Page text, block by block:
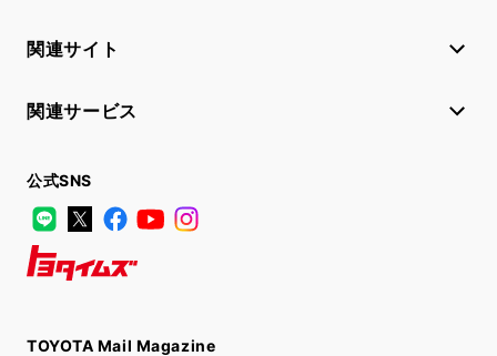
関連サイト
関連サービス
公式SNS
LINE
X FacebookYouTube
TOYOTA Mail Magazine